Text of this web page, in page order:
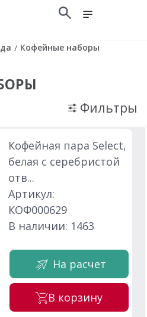
/ Кофейные наборы
Фильтры
Кофейная пара Select,
белая с серебристой
отв...
Артикул:
КОФ000629
В наличии: 1463
На расчет
В корзину